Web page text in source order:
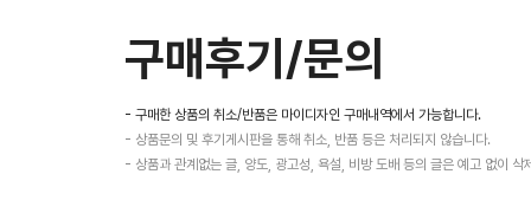
구매후기/문의
- 구매한 상품의 취소/반품은 마이디자인 구매내역에서 가능합니다.
- 상품문의 및 후기게시판을 통해 취소, 반품 등은 처리되지 않습니다.
- 상품과 관계없는 글, 양도, 광고성, 욕설, 비방 도배 등의 글은 예고 없이 삭